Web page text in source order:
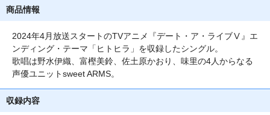
商品情報
2024年4月放送スタートのTVアニメ『デート・ア・ライブⅤ』エ
ンディング・テーマ「ヒトヒラ」を収録したシングル。
歌唱は野水伊織、富樫美鈴、佐土原かおり、味里の4人からなる
声優ユニットsweet ARMS。
収録内容